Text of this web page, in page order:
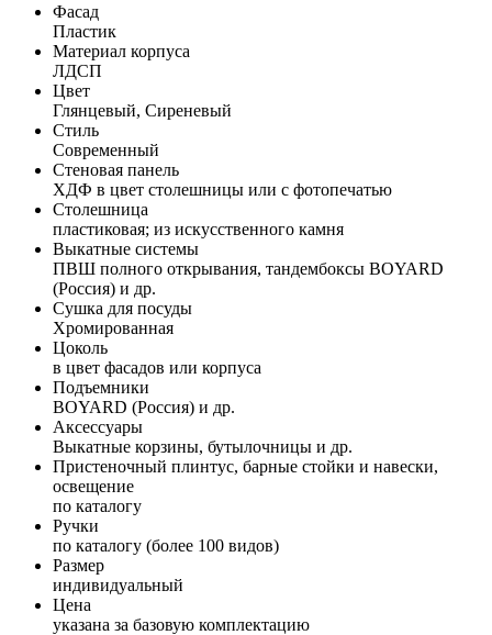
Фасад
Пластик
Материал корпуса
ЛДСП
Цвет
Глянцевый, Сиреневый
Стиль
Современный
Стеновая панель
ХДФ в цвет столешницы или с фотопечатью
Столешница
пластиковая; из искусственного камня
Выкатные системы
ПВШ полного открывания, тандембоксы BOYARD
(Россия) и др.
Сушка для посуды
Хромированная
Цоколь
в цвет фасадов или корпуса
Подъемники
BOYARD (Россия) и др.
Аксессуары
Выкатные корзины, бутылочницы и др.
Пристеночный плинтус, барные стойки и навески,
освещение
по каталогу
Ручки
по каталогу (более 100 видов)
Размер
индивидуальный
Цена
указана за базовую комплектацию